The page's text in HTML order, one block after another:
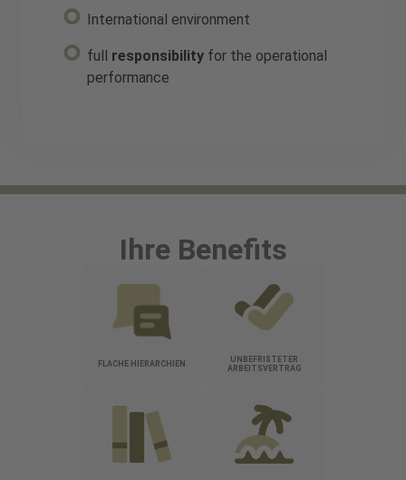
International environment
full responsibility for the operational
performance
Ihre Benefits
FLACHE HIERARCHIEN
UNBEFRISTETER
ARBEITSVERTRAG